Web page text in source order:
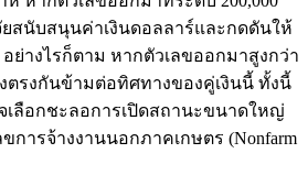
สนับสนุนค่าเงินดอลลาร์และกดดันให้
ย่างไรก็ตาม หากตัวเลขออกมาสูงกว่า
งตรงกันข้ามต่อทิศทางของคู่เงินนี้ ทั้งนี้
ลือกชะลอการเปิดสถานะขนาดใหญ่
การจ้างงานนอกภาคเกษตร (Nonfarm